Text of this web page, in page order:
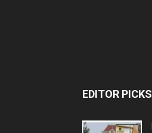
EDITOR PICKS